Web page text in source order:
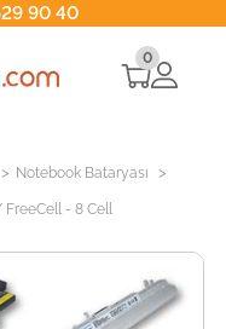
90 40
0
> Notebook Bataryası >
FreeCell - 8 Cell